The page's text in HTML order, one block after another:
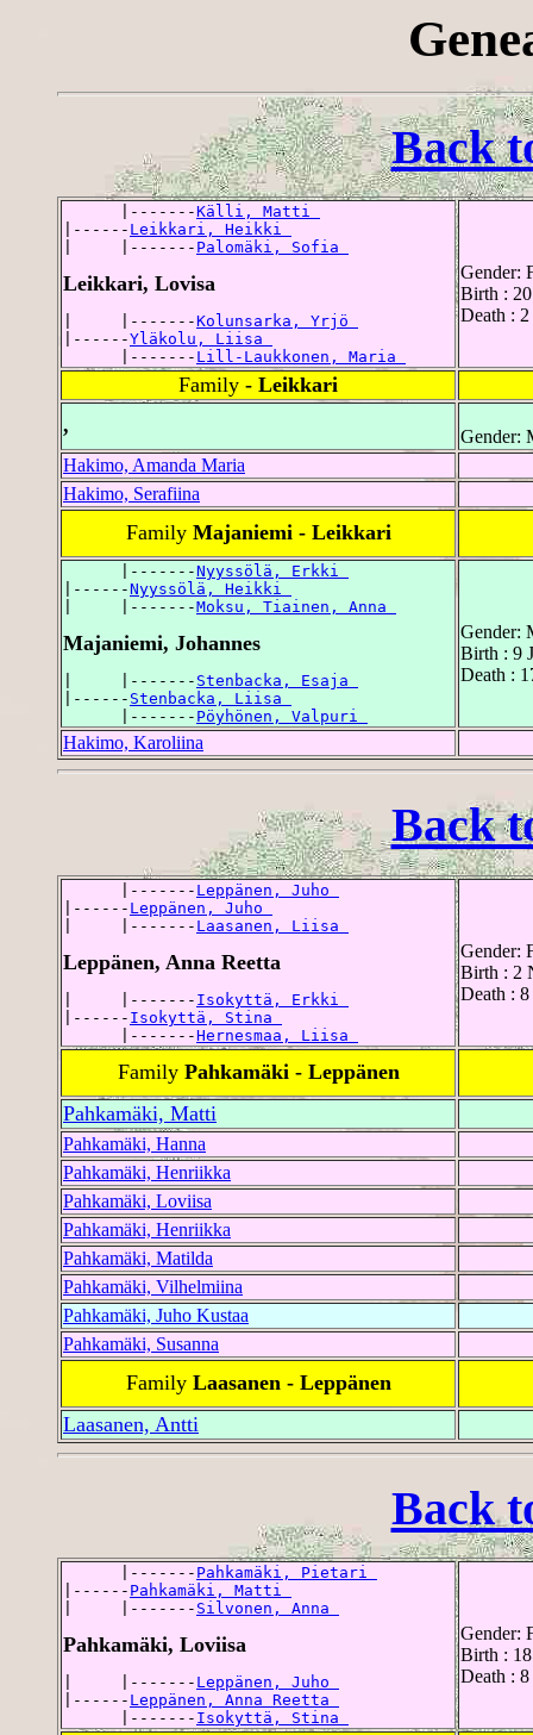
Back
      |-------
Källi, Matti
|------ Leikkari, Heikki
|     |------- Palomäki, Sofia
Leikkari, Lovisa
|     |-------Kolunsarka, Yrjö
|------Yläkolu, Liisa
      |-------
Lill-Laukkonen, Maria
Gender:
Birth :
Death :
Family - Leikkari
,
Gender:
Hakimo, Amanda Maria
Hakimo, Serafiina
Family Majaniemi - Leikkari
      |-------
Nyyssölä, Erkki
|------Nyyssölä, Heikki
|     |-------Moksu, Tiainen, Anna
Majaniemi, Johannes
|     |------- Stenbacka, Esaja
|------ Stenbacka, Liisa
      |-------
Pöyhönen, Valpuri
Gender:
Birth : 9
Death :
Hakimo, Karoliina
Back
      |-------
Leppänen, Juho
|------ Leppänen, Juho
|     |------- Laasanen, Liisa
Leppänen, Anna Reetta
|     |------- Isokyttä, Erkki
|------ Isokyttä, Stina
      |-------
Hernesmaa, Liisa
Gender:
Birth : 2
Death :
Family Pahkamäki - Leppänen
Pahkamäki, Matti
Pahkamäki, Hanna
Pahkamäki, Henriikka
Pahkamäki, Loviisa
Pahkamäki, Henriikka
Pahkamäki, Matilda
Pahkamäki, Vilhelmiina
Pahkamäki, Juho Kustaa
Pahkamäki, Susanna
Family Laasanen - Leppänen
Laasanen, Antti
Back
      |-------
Pahkamäki, Pietari
|------ Pahkamäki, Matti
|     |------- Silvonen, Anna
Pahkamäki, Loviisa
|     |------- Leppänen, Juho
|------ Leppänen, Anna Reetta
      |-------
Isokyttä, Stina
Gender:
Birth :
Death :